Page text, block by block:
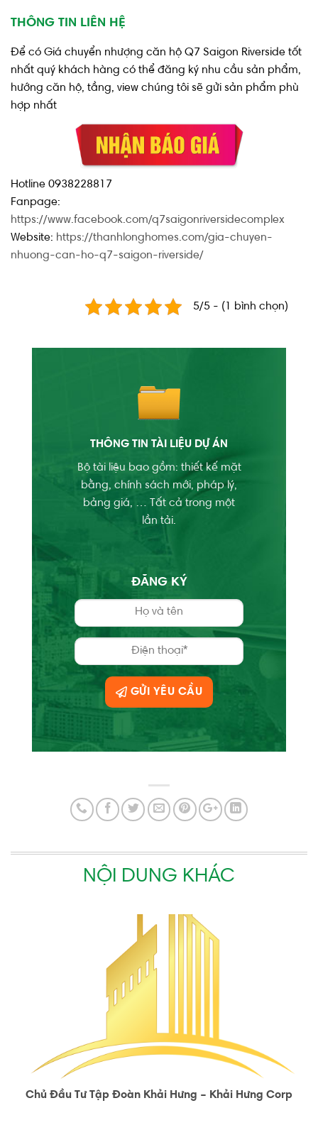
THÔNG TIN LIÊN HỆ
Để có Giá chuyển nhượng căn hộ Q7 Saigon Riverside tốt
nhất quý khách hàng có thể đăng ký nhu cầu sản phẩm,
hướng căn hộ, tầng, view chúng tôi sẽ gửi sản phẩm phù
hợp nhất
Hotline 0938228817
Fanpage:
https://www.facebook.com/q7saigonriversidecomplex
Website: https://thanhlonghomes.com/gia-chuyen-
nhuong-can-ho-q7-saigon-riverside/
5/5 - (1 bình chọn)
THÔNG TIN TÀI LIỆU DỰ ÁN
Bộ tài liệu bao gồm: thiết kế mặt
bằng, chính sách mới, pháp lý,
bảng giá, … Tất cả trong một
lần tải.
ĐĂNG KÝ
GỬI YÊU CẦU
NỘI DUNG KHÁC
Chủ Đầu Tư Tập Đoàn Khải Hưng – Khải Hưng Corp